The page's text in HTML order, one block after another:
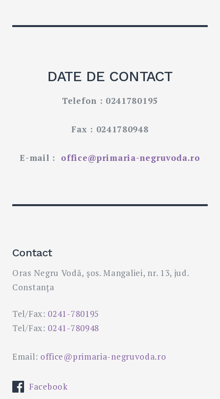
DATE DE CONTACT
Telefon : 0241780195
Fax : 0241780948
E-mail : office@primaria-negruvoda.ro
Contact
Oras Negru Vodă, șos. Mangaliei, nr. 13, jud.
Constanța
Tel/Fax: 0241-780195
Tel/Fax: 0241-780948
Email: office@primaria-negruvoda.ro
Facebook